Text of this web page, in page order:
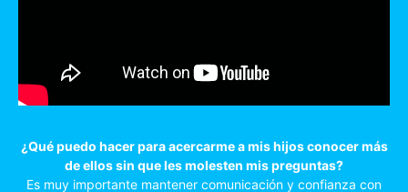
¿Qué puedo hacer para acercarme a mis hijos conocer más
de ellos sin que les molesten mis preguntas?
Es muy importante mantener comunicación y confianza con